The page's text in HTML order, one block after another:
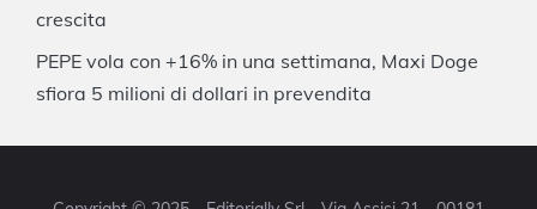
crescita
PEPE vola con +16% in una settimana, Maxi Doge
sfiora 5 milioni di dollari in prevendita